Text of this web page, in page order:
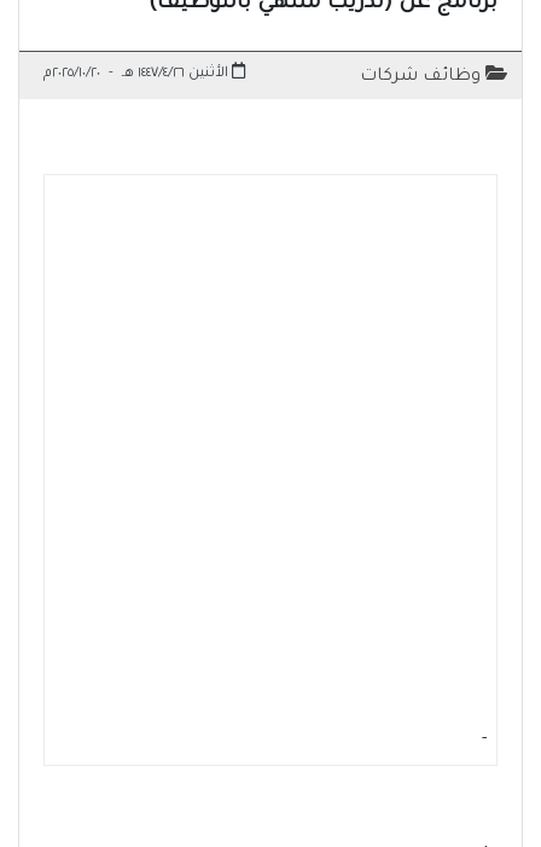
وظائف شركات الأثنين ١٤٤٧/٤/٢٦ هـ - ٢٠٢٥/١٠/٢٠م
-